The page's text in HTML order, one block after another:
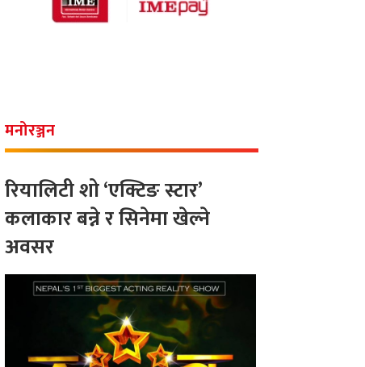
मनोरञ्जन
रियालिटी शो ‘एक्टिङ स्टार’
कलाकार बन्ने र सिनेमा खेल्ने
अवसर